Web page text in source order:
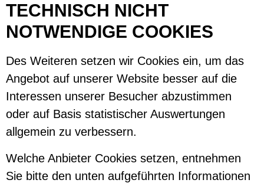
TECHNISCH NICHT
NOTWENDIGE COOKIES
Des Weiteren setzen wir Cookies ein, um das
Angebot auf unserer Website besser auf die
Interessen unserer Besucher abzustimmen
oder auf Basis statistischer Auswertungen
allgemein zu verbessern.
Welche Anbieter Cookies setzen, entnehmen
Sie bitte den unten aufgeführten Informationen